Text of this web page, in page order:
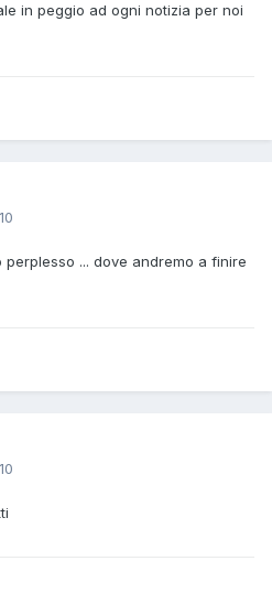
in peggio ad ogni notizia per noi
... dove andremo a finire